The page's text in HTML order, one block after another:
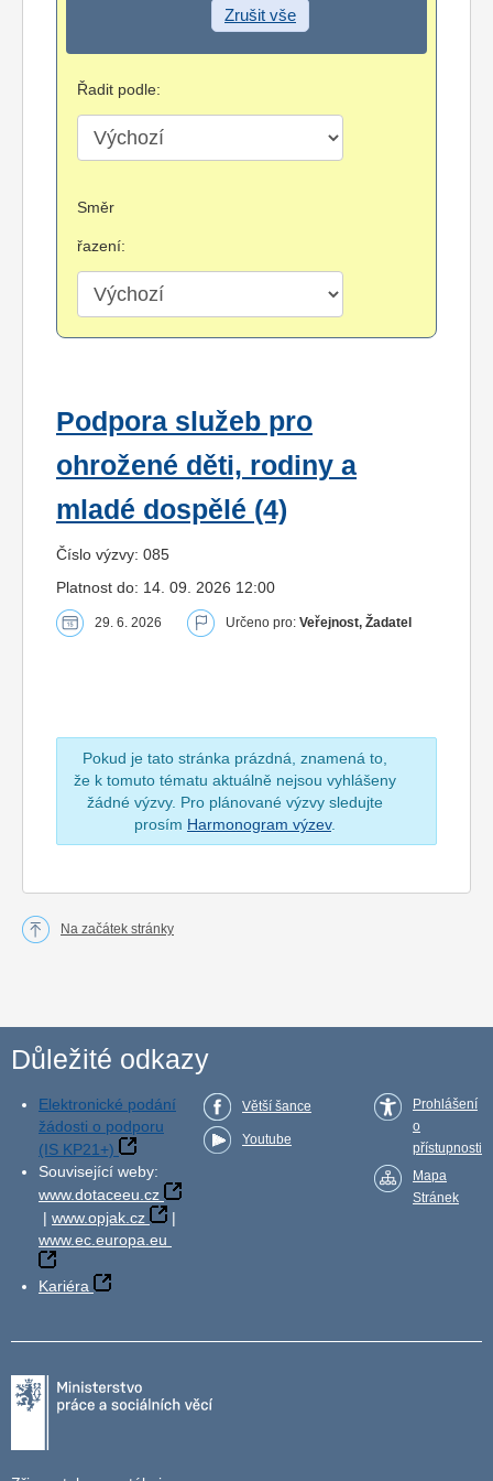
Zrušit vše
Řadit podle:
Směr
řazení:
Podpora služeb pro
ohrožené děti, rodiny a
mladé dospělé (4)
Číslo výzvy: 085
Platnost do: 14. 09. 2026 12:00
29. 6. 2026 Určeno pro: Veřejnost, Žadatel
Pokud je tato stránka prázdná, znamená to,
že k tomuto tématu aktuálně nejsou vyhlášeny
žádné výzvy. Pro plánované výzvy sledujte
prosím Harmonogram výzev.
Na začátek stránky
Důležité odkazy
Elektronické podání
žádosti o podporu
(IS KP21+)
Související weby:
www.dotaceeu.cz
| www.opjak.cz
|
www.ec.europa.eu
Kariéra
Větší šance
Youtube
Prohlášení
o
přístupnosti
Mapa
Stránek